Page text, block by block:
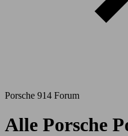
Porsche 914 Forum
Alle Porsche